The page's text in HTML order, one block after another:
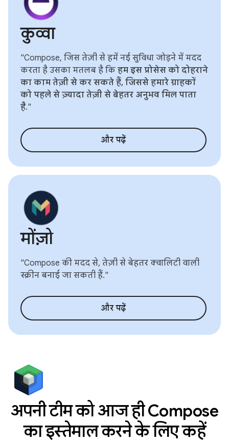
कुव्वा
"Compose, जिस तेज़ी से हमें नई सुविधा जोड़ने में मदद
करता है उसका मतलब है कि हम इस प्रोसेस को दोहराने
का काम तेज़ी से कर सकते हैं, जिससे हमारे ग्राहकों
को पहले से ज़्यादा तेज़ी से बेहतर अनुभव मिल पाता
है."
और पढ़ें
मोंज़ो
"Compose की मदद से, तेज़ी से बेहतर क्वालिटी वाली
स्क्रीन बनाई जा सकती हैं."
और पढ़ें
अपनी टीम को आज ही Compose
का इस्तेमाल करने के लिए कहें